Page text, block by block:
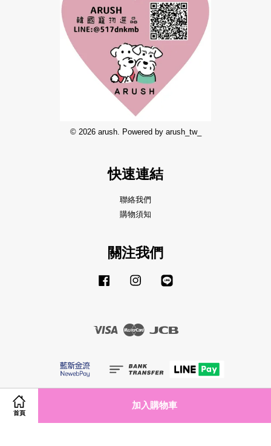
首頁
加入購物車
© 2026 arush. Powered by arush_tw_
快速連結
聯絡我們
購物須知
關注我們
Facebook Instagram
Visa Master